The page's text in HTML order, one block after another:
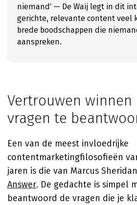
niemand' — De Waij legt in dit
gerichte, relevante content veel
brede boodschappen die
aanspreken.
Vertrouwen winnen
vragen te
Een van de meest invloedrijke
contentmarketingfilosofieën
jaren is die van Marcus
Answer. De gedachte is simpel
beantwoord de vragen die je